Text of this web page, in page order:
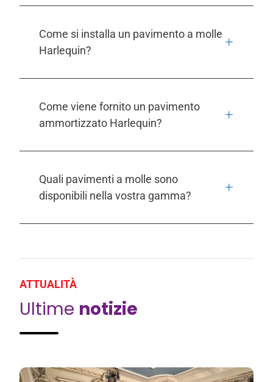
Come si installa un pavimento a molle
Harlequin?
Come viene fornito un pavimento
ammortizzato Harlequin?
Quali pavimenti a molle sono
disponibili nella vostra gamma?
ATTUALITÀ
Ultime notizie